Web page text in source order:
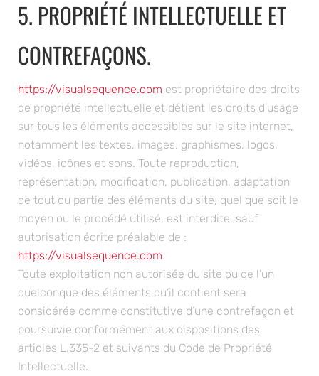
5. PROPRIÉTÉ INTELLECTUELLE ET
CONTREFAÇONS.
https://visualsequence.com est propriétaire des droits
de propriété intellectuelle et détient les droits d’usage
sur tous les éléments accessibles sur le site internet,
notamment les textes, images, graphismes, logos,
vidéos, icônes et sons. Toute reproduction,
représentation, modification, publication, adaptation
de tout ou partie des éléments du site, quel que soit le
moyen ou le procédé utilisé, est interdite, sauf
autorisation écrite préalable de :
https://visualsequence.com
Toute exploitation non autorisée du site ou de l’un
quelconque des éléments qu’il contient sera
considérée comme constitutive d’une contrefaçon et
poursuivie conformément aux dispositions des
articles L.335-2 et suivants du Code de Propriété
Intellectuelle.